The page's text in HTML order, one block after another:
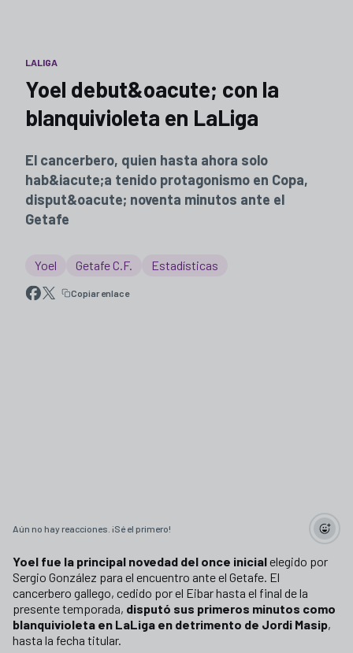
LALIGA
Yoel debut&oacute; con la
blanquivioleta en LaLiga
El cancerbero, quien hasta ahora solo
hab&iacute;a tenido protagonismo en Copa,
disput&oacute; noventa minutos ante el
Getafe
Yoel Getafe C.F. Estadísticas
Copiar enlace
Aún no hay reacciones. ¡Sé el primero!
Yoel fue la principal novedad del once inicialelegido por
Sergio González para el encuentro ante el Getafe. El
cancerbero gallego, cedido por el Eibar hasta el final de la
presente temporada, disputó sus primeros minutos como
blanquivioleta en LaLiga en detrimento de Jordi Masip,
hasta la fecha titular.